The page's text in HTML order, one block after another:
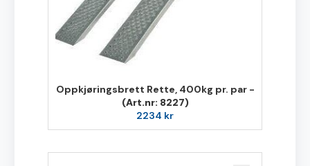
Oppkjøringsbrett Rette, 400kg pr. par -
(Art.nr: 8227)
2234 kr